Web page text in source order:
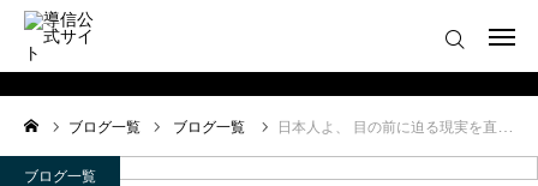
ブログ一覧 ブログ一覧 日本人よ、 目の前に迫る現実を直視せよ！ そして、大切な人を守る為に今からやらなければならない事は何かを知り、 今すぐ、実行せよ！
ブログ一覧
ログイン 会員登録について
ホーム